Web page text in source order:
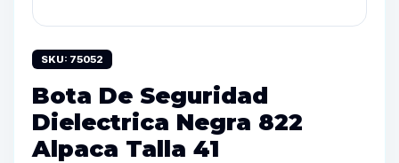
SKU: 75052
Bota De Seguridad
Dielectrica Negra 822
Alpaca Talla 41